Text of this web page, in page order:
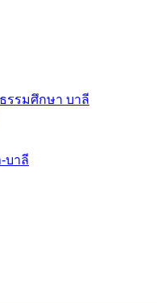
รรมศึกษา บาลี
บาลี